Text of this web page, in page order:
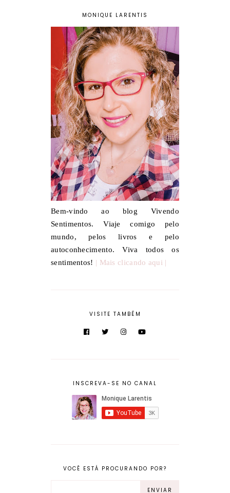
MONIQUE LARENTIS
Bem-vindo ao blog Vivendo
Sentimentos. Viaje comigo pelo
mundo, pelos livros e pelo
autoconhecimento. Viva todos os
sentimentos! | Mais clicando aqui |
VISITE TAMBÉM
INSCREVA-SE NO CANAL
VOCÊ ESTÁ PROCURANDO POR?